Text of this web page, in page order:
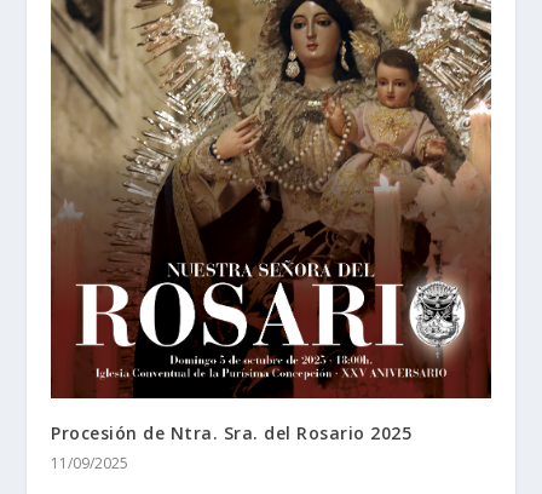
Procesión de Ntra. Sra. del Rosario 2025
11/09/2025